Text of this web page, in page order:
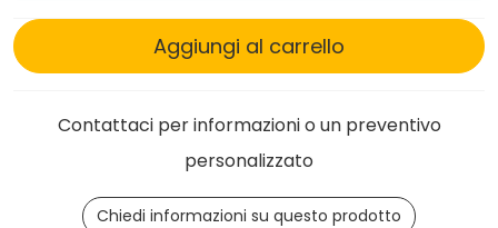
Aggiungi al carrello
Contattaci per informazioni o un preventivo
personalizzato
Chiedi informazioni su questo prodotto